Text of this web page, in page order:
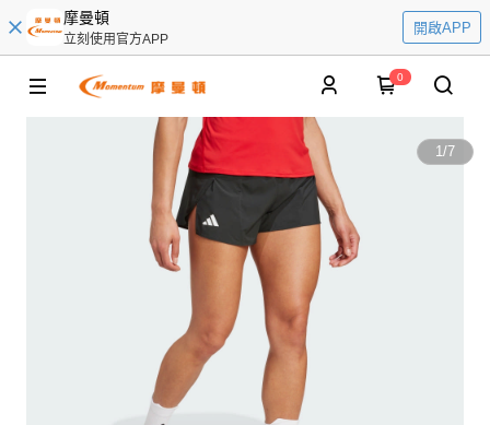
摩曼頓
立刻使用官方APP
開啟APP
0
1/7